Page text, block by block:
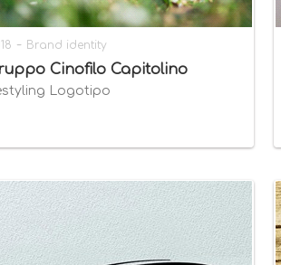
- Brand identity
Cinofilo Capitolino
Logotipo